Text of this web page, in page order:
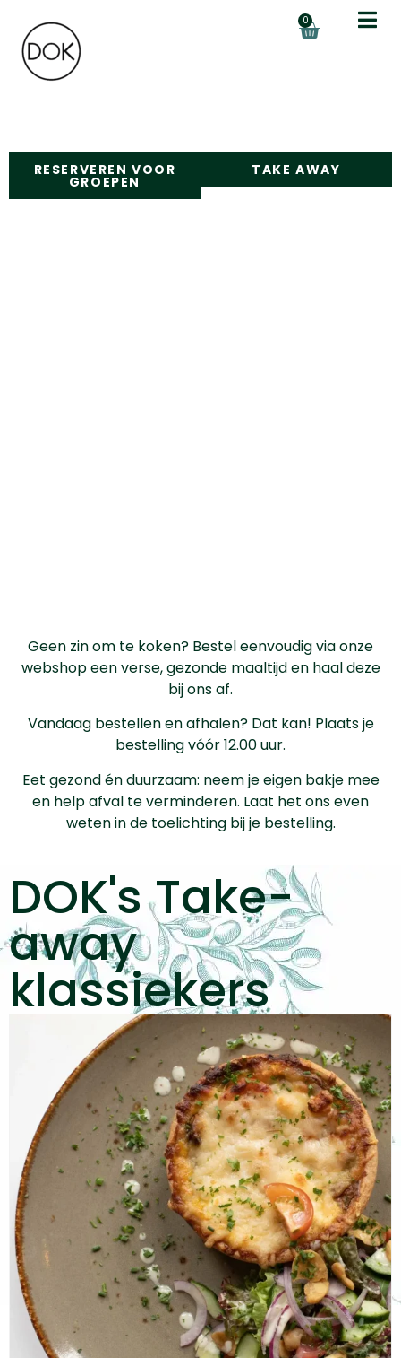
0
RESERVEREN VOOR
GROEPEN
TAKE AWAY
Geen zin om te koken? Bestel eenvoudig via onze
webshop een verse, gezonde maaltijd en haal deze
bij ons af.
Vandaag bestellen en afhalen? Dat kan! Plaats je
bestelling vóór 12.00 uur.
Eet gezond én duurzaam: neem je eigen bakje mee
en help afval te verminderen. Laat het ons even
weten in de toelichting bij je bestelling.
DOK's Take-
away
klassiekers